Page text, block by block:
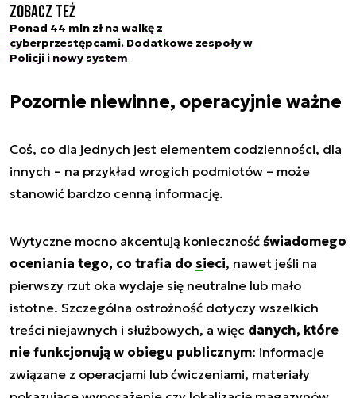
Zobacz też
Ponad 44 mln zł na walkę z
cyberprzestępcami. Dodatkowe zespoły w
Policji i nowy system
Pozornie niewinne, operacyjnie ważne
Coś, co dla jednych jest elementem codzienności, dla
innych – na przykład wrogich podmiotów – może
stanowić bardzo cenną informację.
Wytyczne mocno akcentują konieczność świadomego
oceniania tego, co trafia do sieci, nawet jeśli na
pierwszy rzut oka wydaje się neutralne lub mało
istotne. Szczególna ostrożność dotyczy wszelkich
treści niejawnych i służbowych, a więc danych, które
nie funkcjonują w obiegu publicznym: informacje
związane z operacjami lub ćwiczeniami, materiały